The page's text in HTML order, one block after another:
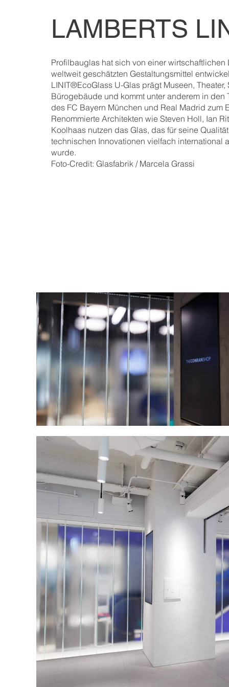
LAMBERTS
Profilbauglas hat sich von einer wirtschaftlichen
weltweit geschätzten Gestaltungsmittel
LINIT®EcoGlass U-Glas prägt Museen,
Bürogebäude und kommt unter anderem in den
des FC Bayern München und Real Madrid zum
Renommierte Architekten wie Steven Holl, Ian
Koolhaas nutzen das Glas, das für seine
technischen Innovationen vielfach international
wurde.
Foto-Credit: Glasfabrik / Marcela Grassi